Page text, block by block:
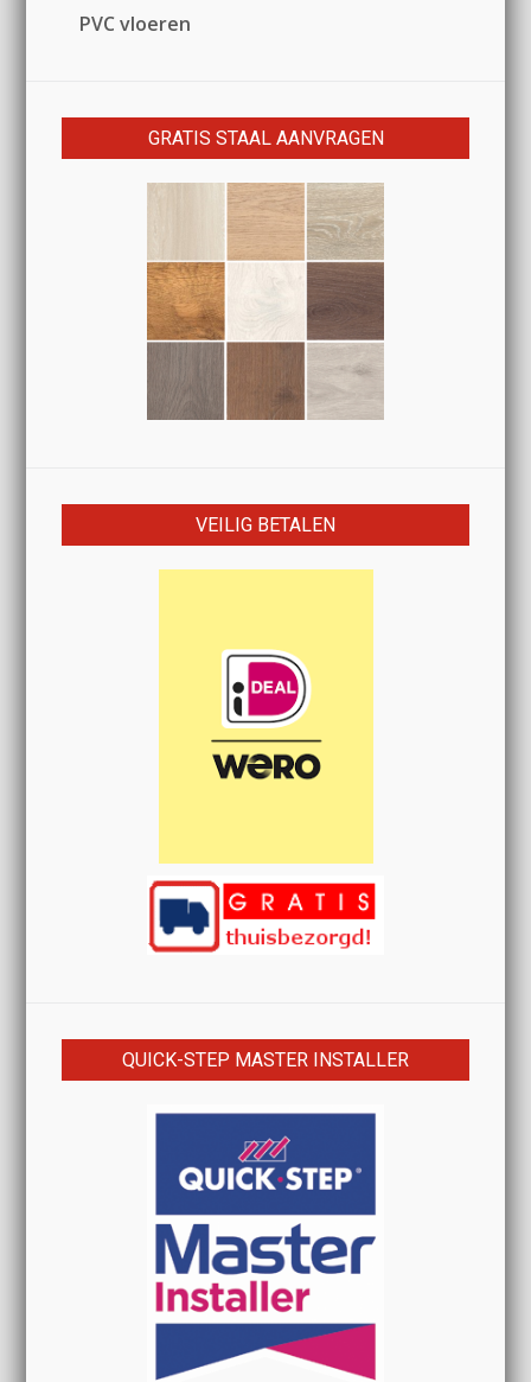
PVC vloeren
GRATIS STAAL AANVRAGEN
VEILIG BETALEN
QUICK-STEP MASTER INSTALLER